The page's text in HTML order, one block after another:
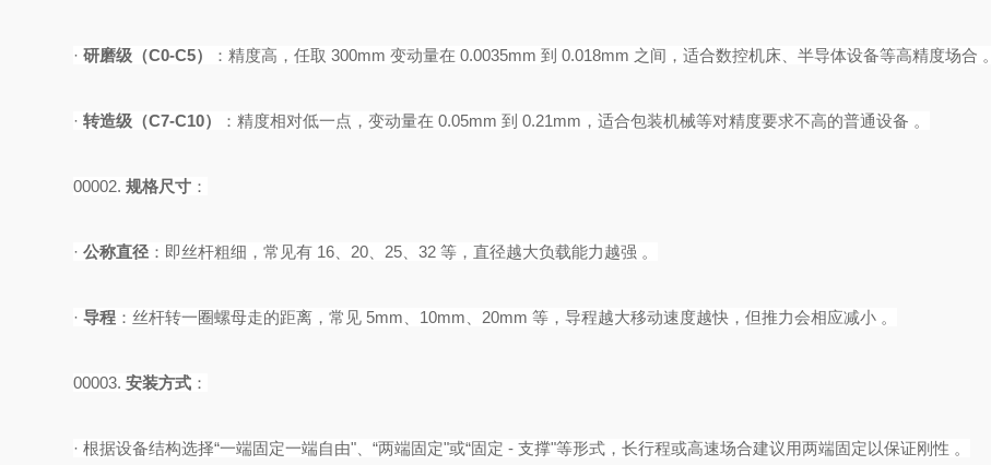
· 研磨级（C0-C5） ‌：精度高，任取 300mm 变动量在 0.0035mm 到 0.018mm 之间，适合数控机床、半导体设备等高精度场合 。
· 转造级（C7-C10） ‌：精度相对低一点，变动量在 0.05mm 到 0.21mm，适合包装机械等对精度要求不高的普通设备 。‌
00002.规格尺寸 ‌：
· 公称直径 ‌：即丝杆粗细，常见有 16、20、25、32 等，直径越大负载能力越强 。
· 导程 ‌：丝杆转一圈螺母走的距离，常见 5mm、10mm、20mm 等，导程越大移动速度越快，但推力会相应减小 。‌‌‌
00003.安装方式 ‌：
· 根据设备结构选择“一端固定一端自由"、“两端固定"或“固定 - 支撑"等形式，长行程或高速场合建议用两端固定以保证刚性 。‌‌‌